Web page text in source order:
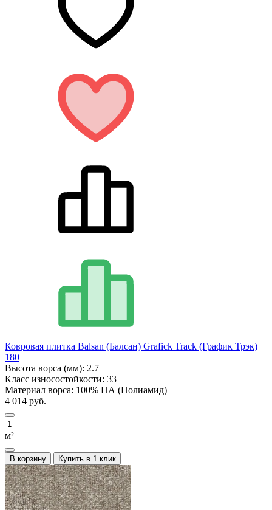
Ковровая плитка Balsan (Балсан) Grafick Track (График Трэк)
180
Высота ворса (мм): 2.7
Класс износостойкости: 33
Материал ворса: 100% ПА (Полиамид)
4 014 руб.
м²
В корзину Купить в 1 клик